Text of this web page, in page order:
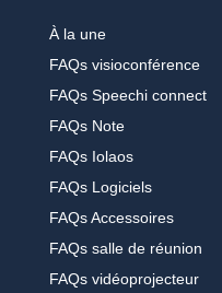
À la une
FAQs visioconférence
FAQs Speechi connect
FAQs Note
FAQs Iolaos
FAQs Logiciels
FAQs Accessoires
FAQs salle de réunion
FAQs vidéoprojecteur